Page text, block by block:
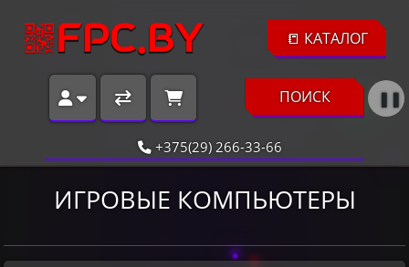
📒 КАТАЛОГ
ПОИСК ❚❚
+375(29) 266-33-66
ИГРОВЫЕ КОМПЬЮТЕРЫ